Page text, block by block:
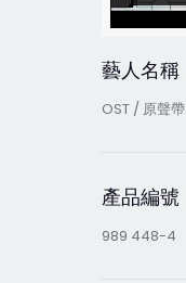
藝人名稱
OST / 原聲帶
產品編號
989 448-4